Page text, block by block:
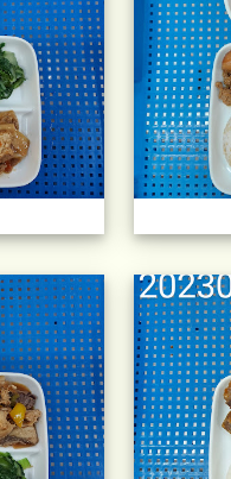
午餐擺盤 (上